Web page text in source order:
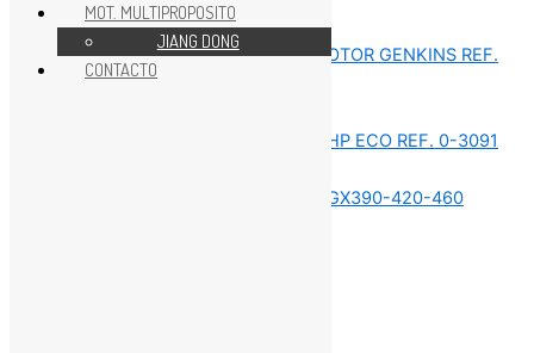
REPUESTOS MOTORES GX
MOT. MULTIPROPOSITO
JIANG DONG
CONTACTO